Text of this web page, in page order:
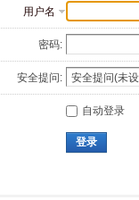
用户名
密码:
安全提问:
自动登录
登录